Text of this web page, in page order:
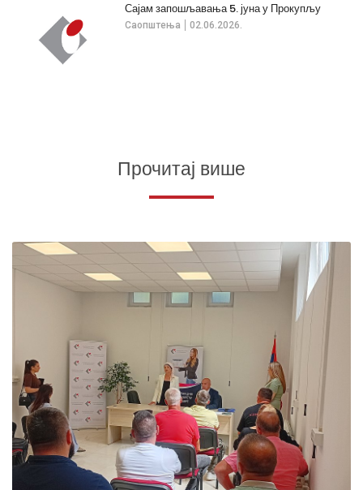
Саопштења 02.06.2026.
Сајам запошљавања 5. јуна у Прокупљу
Прочитај више